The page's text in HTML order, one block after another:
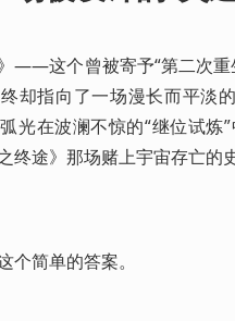
》——这个曾被寄予“第二次
却指向了一场漫长而平淡
光在波澜不惊的“继位试
终途》那场赌上宇宙存亡的
个简单的答案。